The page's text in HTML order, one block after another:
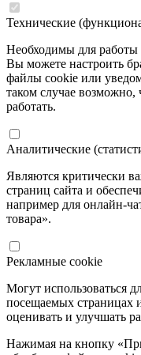
Технические
Необходимы для работы
Вы можете настроить
файлы cookie или
таком случае возможно,
работать.
Аналитические
Являются критически
страниц сайта и
например для онлайн-
товара».
Рекламные cookie
Могут использоваться
посещаемых страницах
оценивать и улучшать
Нажимая на кнопку